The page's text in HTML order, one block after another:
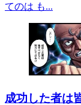
てのは も...
成功した者は